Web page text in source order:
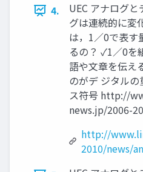
4.
UEC アナログ
グは連続的に変
は，1／0で表す
るの？ ✓1／0を
語や文章を伝え
のがデ ジタル
ス符号 http://
news.jp/2006-
http://
2010/news/